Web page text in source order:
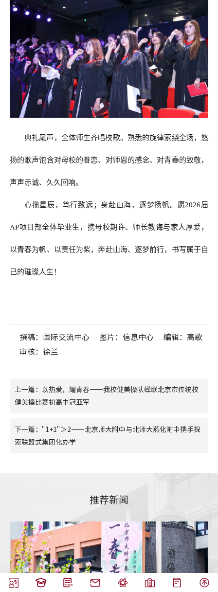
典礼尾声，全体师生齐唱校歌。熟悉的旋律萦绕全场，悠
扬的歌声饱含对母校的眷恋、对师恩的感念、对青春的致敬，
声声赤诚、久久回响。
心揽星辰，笃行致远；身赴山海，逐梦扬帆。愿2026届
AP项目部全体毕业生，携母校期许、师长教诲与家人厚爱，
以青春为帆、以责任为桨，奔赴山海、逐梦前行，书写属于自
己的璀璨人生！
撰稿：国际交流中心 图片：信息中心
编辑：高歌
审核：徐兰
上一篇：以热爱，耀青春——我校健美操队蝉联北京市传统校
健美操比赛初高中冠亚军
下一篇："1+1"＞2——北京师大附中与北师大燕化附中携手探
索联盟式集团化办学
推荐新闻